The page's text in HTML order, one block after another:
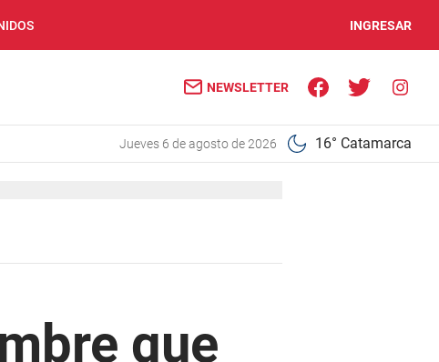
INGRESAR
NEWSLETTER
jueves 6 de agosto de 2026 16° Catamarca
que